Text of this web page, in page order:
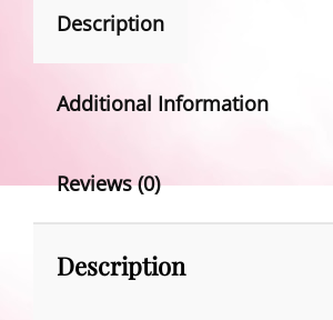
Description
Additional Information
Reviews (0)
Description